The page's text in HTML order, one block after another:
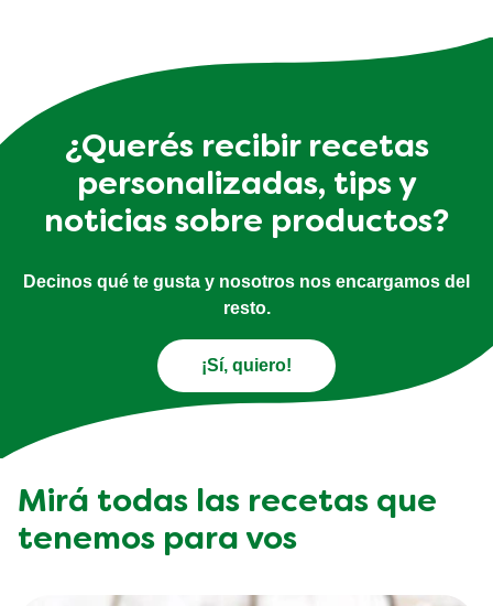
¿Querés recibir recetas
personalizadas, tips y
noticias sobre productos?
Decinos qué te gusta y nosotros nos encargamos del
resto.
¡Sí, quiero!
Mirá todas las recetas que
tenemos para vos